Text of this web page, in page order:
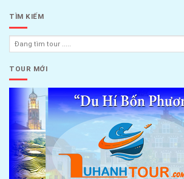
TÌM KIẾM
TOUR MỚI